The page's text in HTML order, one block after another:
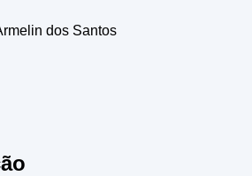
dos Santos